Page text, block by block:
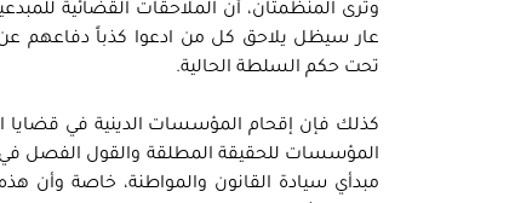
وترى المنظمتان، أن الملاحقات القضائية
عار سيظل يلاحق كل من ادعوا كذباً دفاعهم عن
تحت حكم السلطة الحالية.
كذلك فإن إقحام المؤسسات الدينية في قضايا
المؤسسات للحقيقة المطلقة والقول الفصل في
مبدأي سيادة القانون والمواطنة، خاصة وأن